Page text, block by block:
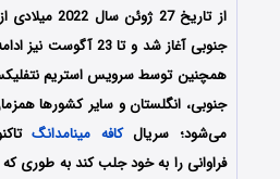
جنوبی آغاز شد و تا
جنوبی، انگلستان و سایر کشورها
می‌شود؛ سریالکافه مینامدانگ
فراوانی را به خود جلب کند به طوری که